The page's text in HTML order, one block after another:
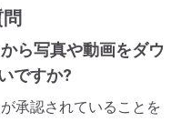
ら写真や動画をダウ
ですか?
承認されていることを